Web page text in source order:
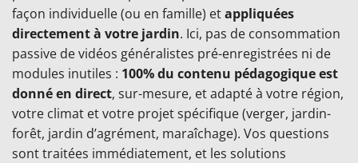
façon individuelle (ou en famille) etappliquées
directement à votre jardin. Ici, pas de consommation
passive de vidéos généralistes pré-enregistrées ni de
modules inutiles : 100% du contenu pédagogique est
donné en direct, sur-mesure, et adapté à votre région,
votre climat et votre projet spécifique (verger, jardin-
forêt, jardin d’agrément, maraîchage). Vos questions
sont traitées immédiatement, et les solutions